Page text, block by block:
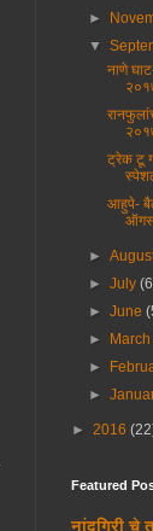
►
▼
नाणे
ट्रेक टू
आहुपे-
►
►July
►June
►
►
►
► 2016
Featured
नांदगिरी चे